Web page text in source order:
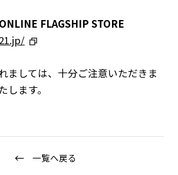
サステナビリティ
グループ企業
Play fashion!
FLAGSHIP STORE
ましては、十分ご注意いただきま
します。
一覧へ戻る